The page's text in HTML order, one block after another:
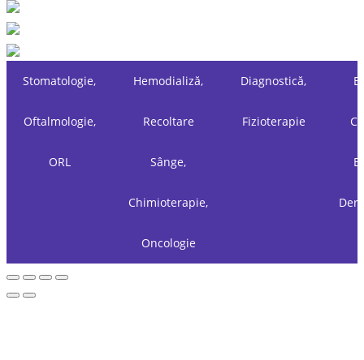
Stomatologie,
Oftalmologie,
ORL
Hemodializă,
Recoltare
Sânge,
Chimioterapie,
Oncologie
Diagnostică,
Fizioterapie